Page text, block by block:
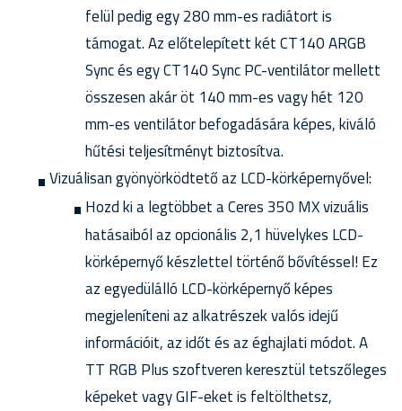
felül pedig egy 280 mm-es radiátort is
támogat. Az előtelepített két CT140 ARGB
Sync és egy CT140 Sync PC-ventilátor mellett
összesen akár öt 140 mm-es vagy hét 120
mm-es ventilátor befogadására képes, kiváló
hűtési teljesítményt biztosítva.
Vizuálisan gyönyörködtető az LCD-körképernyővel:
Hozd ki a legtöbbet a Ceres 350 MX vizuális
hatásaiból az opcionális 2,1 hüvelykes LCD-
körképernyő készlettel történő bővítéssel! Ez
az egyedülálló LCD-körképernyő képes
megjeleníteni az alkatrészek valós idejű
információit, az időt és az éghajlati módot. A
TT RGB Plus szoftveren keresztül tetszőleges
képeket vagy GIF-eket is feltölthetsz,